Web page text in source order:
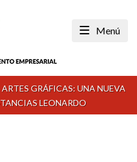
Menú
ARTES GRÁFICAS: UNA NUEVA
LEONARDO